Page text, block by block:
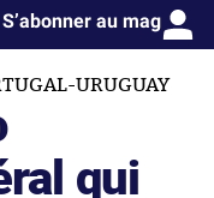
S’abonner au mag
URUGUAY
qui